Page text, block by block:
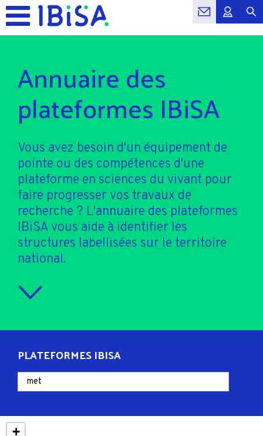
Annuaire des
plateformes IBiSA
Vous avez besoin d'un équipement de
pointe ou des compétences d'une
plateforme en sciences du vivant pour
faire progresser vos travaux de
recherche ? L'annuaire des plateformes
IBiSA vous aide à identifier les
structures labellisées sur le territoire
national.
PLATEFORMES IBISA
+